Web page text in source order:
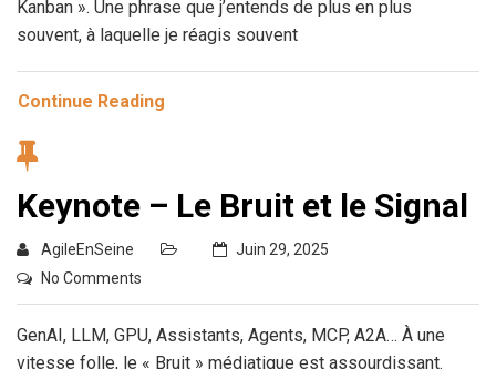
Kanban ». Une phrase que j’entends de plus en plus
souvent, à laquelle je réagis souvent
Continue Reading
Keynote – Le Bruit et le Signal
AgileEnSeine
Juin 29, 2025
No Comments
GenAI, LLM, GPU, Assistants, Agents, MCP, A2A… À une
vitesse folle, le « Bruit » médiatique est assourdissant.